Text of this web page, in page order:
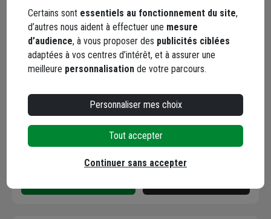
Manche conique de
hachette - Longueur 35
cm - Diamètre 35 x 25
mm - Bois de frêne
1,34 €
Choisir une agence pour vérifier le stock
Trouver du stock en agence
Certains sont essentiels au fonctionnement du site,
d’autres nous aident à effectuer une mesure
d’audience, à vous proposer des publicités ciblées
adaptées à vos centres d’intérêt, et à assurer une
meilleure personnalisation de votre parcours.
Personnaliser mes choix
Tout accepter
Continuer sans accepter